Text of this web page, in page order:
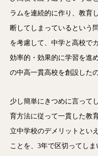
ラムを連続的に作り、教育
断してしまっているという
を考慮して、中学と高校で
効率的・効果的に学習を進
の中高一貫高校を創設したの
少し簡単にきつめに言って
育方法に従って一貫した教
立中学校のデメリットとい
ことを、3年で区切ってし